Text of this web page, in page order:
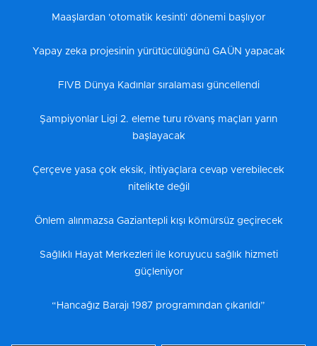
Maaşlardan 'otomatik kesinti' dönemi başlıyor
Yapay zeka projesinin yürütücülüğünü GAÜN yapacak
FIVB Dünya Kadınlar sıralaması güncellendi
Şampiyonlar Ligi 2. eleme turu rövanş maçları yarın
başlayacak
Çerçeve yasa çok eksik, ihtiyaçlara cevap verebilecek
nitelikte değil
Önlem alınmazsa Gaziantepli kışı kömürsüz geçirecek
Sağlıklı Hayat Merkezleri ile koruyucu sağlık hizmeti
güçleniyor
“Hancağız Barajı 1987 programından çıkarıldı”